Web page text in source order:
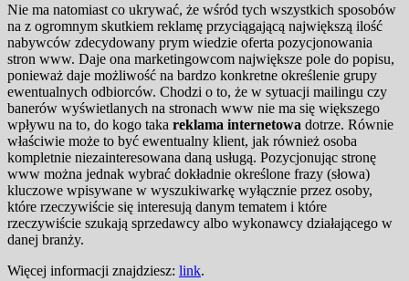
Nie ma natomiast co ukrywać, że wśród tych wszystkich sposobów
na z ogromnym skutkiem reklamę przyciągającą największą ilość
nabywców zdecydowany prym wiedzie oferta pozycjonowania
stron www. Daje ona marketingowcom największe pole do popisu,
ponieważ daje możliwość na bardzo konkretne określenie grupy
ewentualnych odbiorców. Chodzi o to, że w sytuacji mailingu czy
banerów wyświetlanych na stronach www nie ma się większego
wpływu na to, do kogo taka reklama internetowa dotrze. Równie
właściwie może to być ewentualny klient, jak również osoba
kompletnie niezainteresowana daną usługą. Pozycjonując stronę
www można jednak wybrać dokładnie określone frazy (słowa)
kluczowe wpisywane w wyszukiwarkę wyłącznie przez osoby,
które rzeczywiście się interesują danym tematem i które
rzeczywiście szukają sprzedawcy albo wykonawcy działającego w
danej branży.
Więcej informacji znajdziesz: link.